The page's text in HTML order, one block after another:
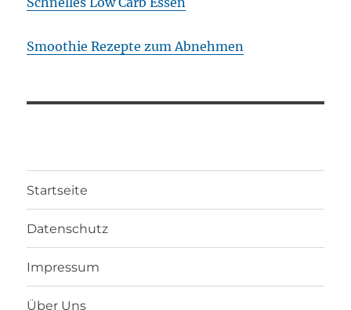
Smoothie Rezepte zum Abnehmen
Startseite
Datenschutz
Impressum
Über Uns